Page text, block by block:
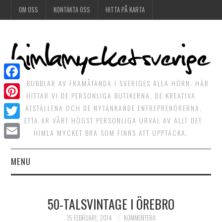
OM OSS KONTAKTA OSS HITTA PÅ KARTA
DET BUBBLAR AV FRAMÅTANDA I SVERIGES ALLA HÖRN. HÄR
HITTAR VI DE PERSONLIGA BUTIKERNA, DE KREATIVA
MATSTÄLLENA OCH DE NYTÄNKANDE ENTREPRENÖRERNA.
DETTA ÄR VÅRT HÖGST PERSONLIGA URVAL AV ALLT DET
HIMLA MYCKET BRA SOM FINNS ATT UPPTÄCKA.
MENU
HIMLAGRÖNT50-TALSVINTAGE I ÖREBRO
15 FEBRUARI, 2014 KOMMENTERA
Facebook
Pinterest
Twitter
Email